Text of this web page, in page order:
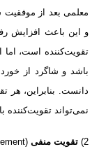
معلمى بعد از موفقیت
و این باعث افزایش
تقویت‌کننده است،
باشد و شاگرد از
دانست. بنابراین، هر
نمى‌تواند تقویت‌کننده
2) تقویت منفى (negative reinforcement)